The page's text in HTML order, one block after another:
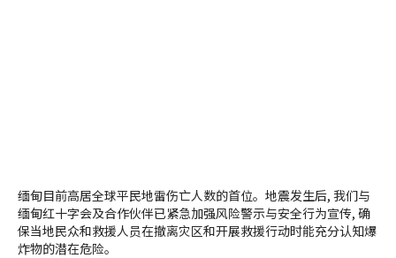
缅甸目前高居全球平民地雷伤亡人数的首位。地震发生后, 我们与
缅甸红十字会及合作伙伴已紧急加强风险警示与安全行为宣传, 确
保当地民众和救援人员在撤离灾区和开展救援行动时能充分认知爆
炸物的潜在危险。